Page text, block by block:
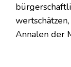
Annalen der